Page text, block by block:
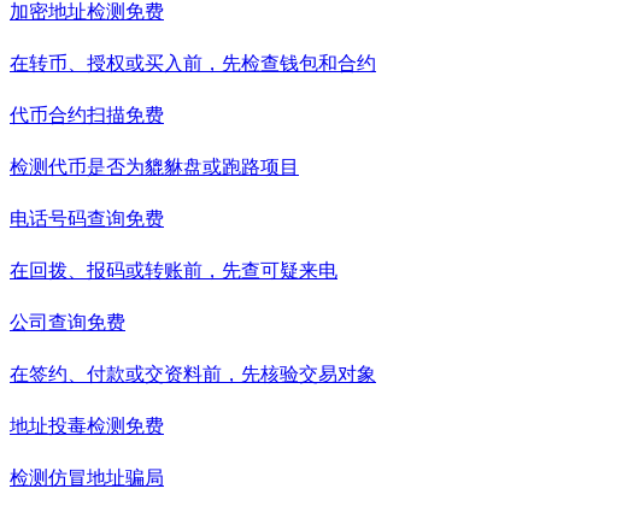
加密地址检测 免费
在转币、授权或买入前，先检查钱包和合约
代币合约扫描免费
检测代币是否为貔貅盘或跑路项目
电话号码查询免费
在回拨、报码或转账前，先查可疑来电
公司查询免费
在签约、付款或交资料前，先核验交易对象
地址投毒检测 免费
检测仿冒地址骗局